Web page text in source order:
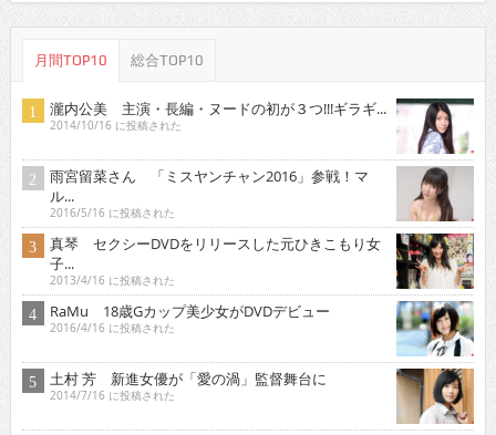
月間TOP10 総合TOP10
瀧内公美 主演・長編・ヌードの初が３つ!!!ギラギ...
2014/10/16 に投稿された
雨宮留菜さん 「ミスヤンチャン2016」参戦！マ
ル...
2016/5/16 に投稿された
真琴 セクシーDVDをリリースした元ひきこもり女
子...
2013/4/16 に投稿された
RaMu 18歳Gカップ美少女がDVDデビュー
2016/4/16 に投稿された
土村 芳 新進女優が「愛の渦」監督舞台に
2014/7/16 に投稿された